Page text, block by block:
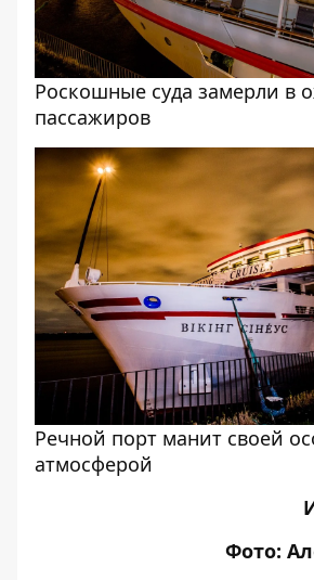
Роскошные суда замерли в
пассажиров
Речной порт манит своей
атмосферой
Фото: